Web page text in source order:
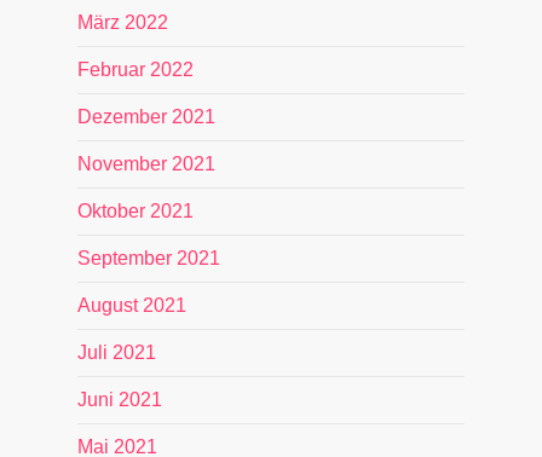
März 2022
Februar 2022
Dezember 2021
November 2021
Oktober 2021
September 2021
August 2021
Juli 2021
Juni 2021
Mai 2021